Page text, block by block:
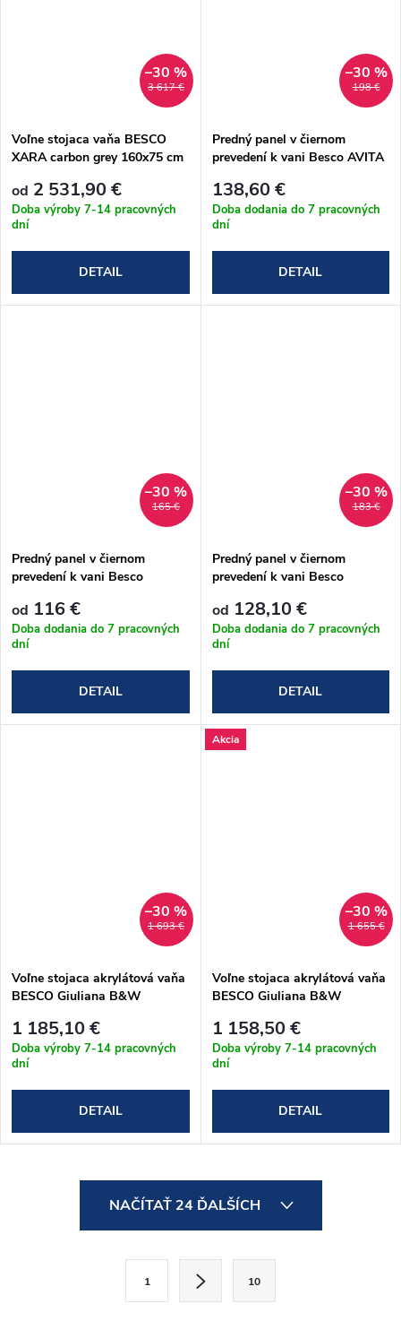
3 617 €
–30 %
Voľne stojaca vaňa BESCO
XARA carbon grey 160x75 cm
od 2 531,90 €
Doba výroby 7-14 pracovných
dní
DETAIL
198 €
–30 %
Predný panel v čiernom
prevedení k vani Besco AVITA
138,60 €
Doba dodania do 7 pracovných
dní
DETAIL
165 €
–30 %
Predný panel v čiernom
prevedení k vani Besco
od 116 €
Doba dodania do 7 pracovných
dní
DETAIL
183 €
–30 %
Predný panel v čiernom
prevedení k vani Besco
od 128,10 €
Doba dodania do 7 pracovných
dní
DETAIL
1 693 €
–30 %
Voľne stojaca akrylátová vaňa
BESCO Giuliana B&W
170x80 cm (#WAS-170-GL)
1 185,10 €
Doba výroby 7-14 pracovných
dní
DETAIL
Akcia
1 655 €
–30 %
Voľne stojaca akrylátová vaňa
BESCO Giuliana B&W
150x75 cm (#WAS-150-GL)
1 158,50 €
Doba výroby 7-14 pracovných
dní
DETAIL
NAČÍTAŤ 24 ĎALŠÍCH
1 10